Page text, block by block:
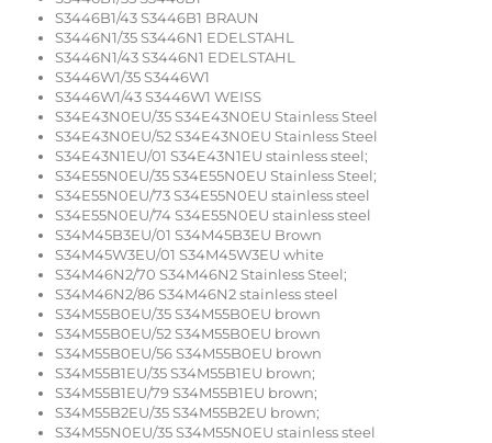
S3446B1/43 S3446B1 BRAUN
S3446N1/35 S3446N1 EDELSTAHL
S3446N1/43 S3446N1 EDELSTAHL
S3446W1/35 S3446W1
S3446W1/43 S3446W1 WEISS
S34E43N0EU/35 S34E43N0EU Stainless Steel
S34E43N0EU/52 S34E43N0EU Stainless Steel
S34E43N1EU/01 S34E43N1EU stainless steel;
S34E55N0EU/35 S34E55N0EU Stainless Steel;
S34E55N0EU/73 S34E55N0EU stainless steel
S34E55N0EU/74 S34E55N0EU stainless steel
S34M45B3EU/01 S34M45B3EU Brown
S34M45W3EU/01 S34M45W3EU white
S34M46N2/70 S34M46N2 Stainless Steel;
S34M46N2/86 S34M46N2 stainless steel
S34M55B0EU/35 S34M55B0EU brown
S34M55B0EU/52 S34M55B0EU brown
S34M55B0EU/56 S34M55B0EU brown
S34M55B1EU/35 S34M55B1EU brown;
S34M55B1EU/79 S34M55B1EU brown;
S34M55B2EU/35 S34M55B2EU brown;
S34M55N0EU/35 S34M55N0EU stainless steel